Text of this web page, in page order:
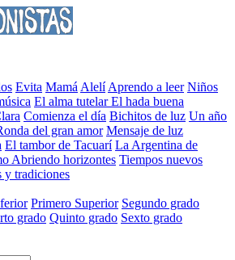
Evita Mamá Alelí Aprendo a leer Niños
El alma tutelarEl hada buena
Comienza el día Bichitos de luz Un año
del gran amor Mensaje de luz
El tambor de Tacuarí La Argentina de
Abriendo horizontes Tiempos nuevos
y tradiciones
Primero Superior Segundo grado
grado Quinto grado Sexto grado